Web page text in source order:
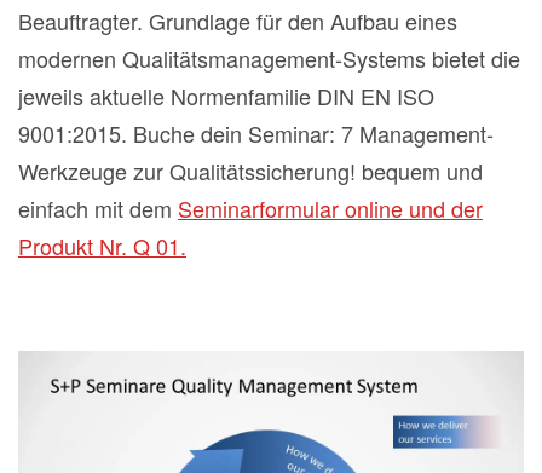
Beauftragter. Grundlage für den Aufbau eines
modernen Qualitätsmanagement-Systems bietet die
jeweils aktuelle Normenfamilie DIN EN ISO
9001:2015. Buche dein Seminar: 7 Management-
Werkzeuge zur Qualitätssicherung! bequem und
einfach mit dem Seminarformular online und der
Produkt Nr. Q 01.